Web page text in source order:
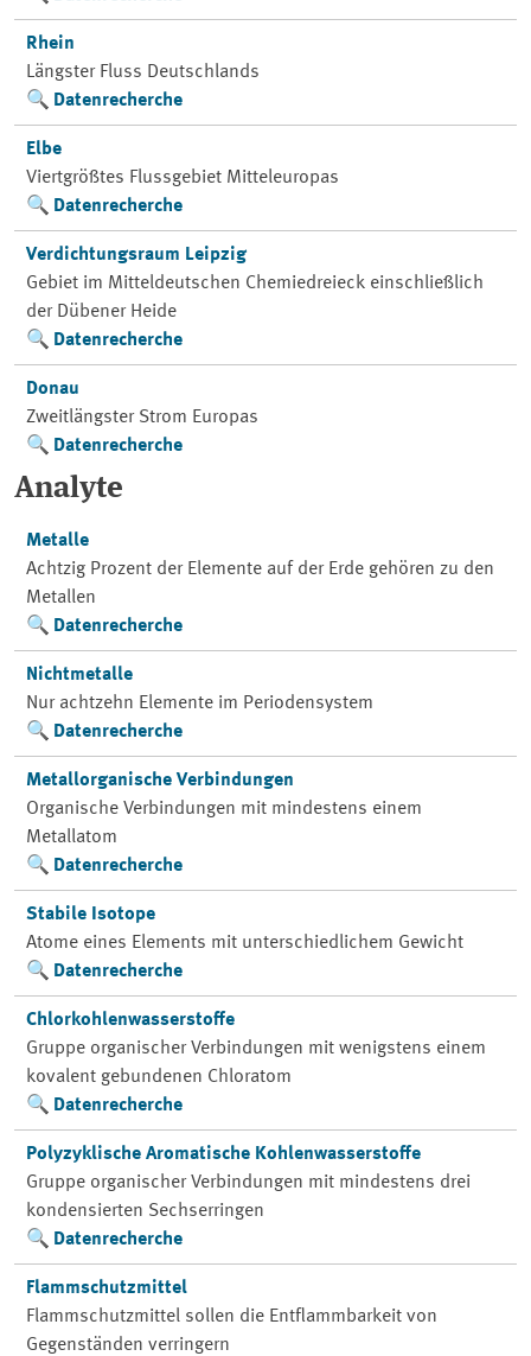
Rhein
Längster Fluss Deutschlands
Datenrecherche
Elbe
Viertgrößtes Flussgebiet Mitteleuropas
Datenrecherche
Verdichtungsraum Leipzig
Gebiet im Mitteldeutschen Chemiedreieck einschließlich
der Dübener Heide
Datenrecherche
Donau
Zweitlängster Strom Europas
Datenrecherche
Analyte
Metalle
Achtzig Prozent der Elemente auf der Erde gehören zu den
Metallen
Datenrecherche
Nichtmetalle
Nur achtzehn Elemente im Periodensystem
Datenrecherche
Metallorganische Verbindungen
Organische Verbindungen mit mindestens einem
Metallatom
Datenrecherche
Stabile Isotope
Atome eines Elements mit unterschiedlichem Gewicht
Datenrecherche
Chlorkohlenwasserstoffe
Gruppe organischer Verbindungen mit wenigstens einem
kovalent gebundenen Chloratom
Datenrecherche
Polyzyklische Aromatische Kohlenwasserstoffe
Gruppe organischer Verbindungen mit mindestens drei
kondensierten Sechserringen
Datenrecherche
Flammschutzmittel
Flammschutzmittel sollen die Entflammbarkeit von
Gegenständen verringern